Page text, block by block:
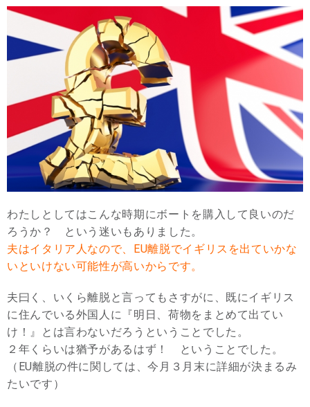
わたしとしてはこんな時期にボートを購入して良いのだ
ろうか？ という迷いもありました。
夫はイタリア人なので、EU離脱でイギリスを出ていかな
いといけない可能性が高いからです。
夫曰く、いくら離脱と言ってもさすがに、既にイギリス
に住んでいる外国人に『明日、荷物をまとめて出てい
け！』とは言わないだろうということでした。
２年くらいは猶予があるはず！ ということでした。
（EU離脱の件に関しては、今月３月末に詳細が決まるみ
たいです）